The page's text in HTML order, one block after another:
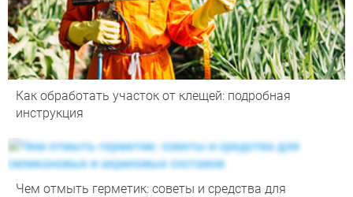
Как обработать участок от клещей: подробная
инструкция
Чем отмыть герметик: советы и средства для